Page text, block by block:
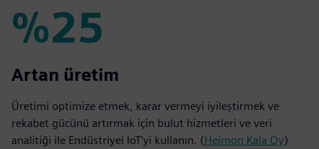
%25
%25
Artan üretim
Üretimi optimize etmek, karar vermeyi iyileştirmek ve
rekabet gücünü artırmak için bulut hizmetleri ve veri
analitiği ile Endüstriyel IoT'yi kullanın. (Heimon Kala Oy)